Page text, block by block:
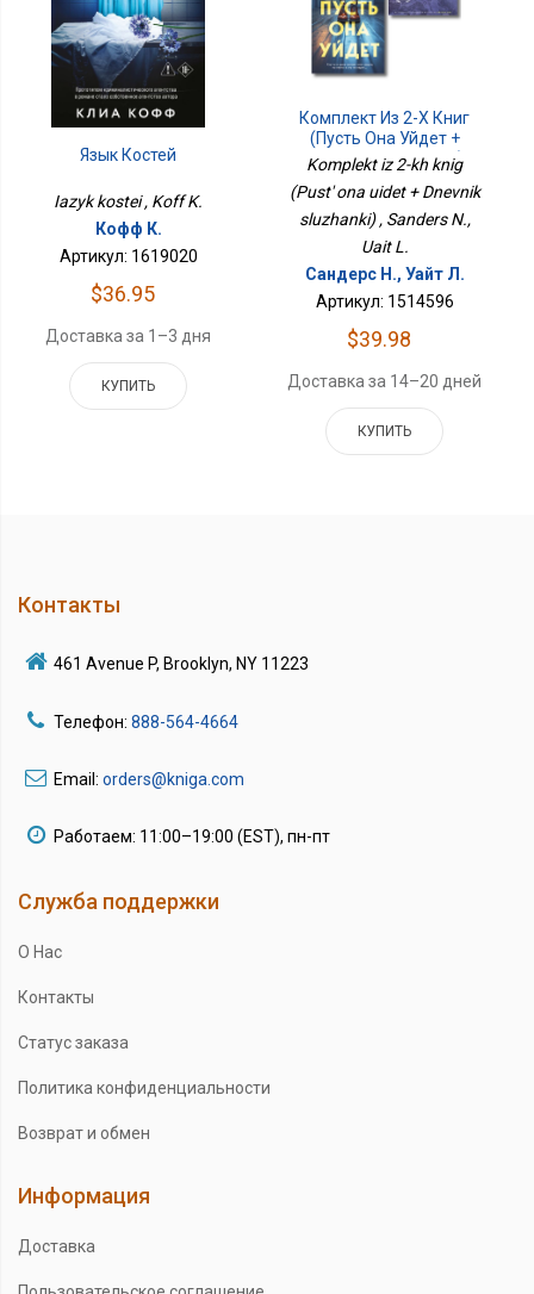
Язык Костей
Iazyk kostei , Koff K.
Кофф К.
Артикул: 1619020
$36.95
Доставка за 1–3 дня
КУПИТЬ
Комплект Из 2-Х Книг
(Пусть Она Уйдет +
Дневник Служанки)
Komplekt iz 2-kh knig
(Pust' ona uidet + Dnevnik
sluzhanki) , Sanders N.,
Uait L.
Сандерс Н., Уайт Л.
Артикул: 1514596
$39.98
Доставка за 14–20 дней
КУПИТЬ
Контакты
461 Avenue P, Brooklyn, NY 11223
Телефон: 888-564-4664
Email: orders@kniga.com
Работаем: 11:00–19:00 (EST), пн-пт
Служба поддержки
О Нас
Контакты
Статус заказа
Политика конфиденциальности
Возврат и обмен
Информация
Доставка